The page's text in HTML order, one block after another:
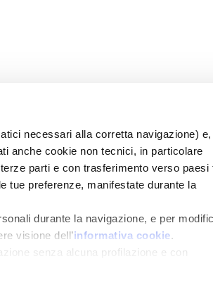
necessari alla corretta navigazione)
anche cookie non tecnici, in particolare
parti e con trasferimento verso paesi
tue preferenze, manifestate durante la
durante la navigazione, e per
visione dell’informativa cookie.
senza alcuna profilazione e con